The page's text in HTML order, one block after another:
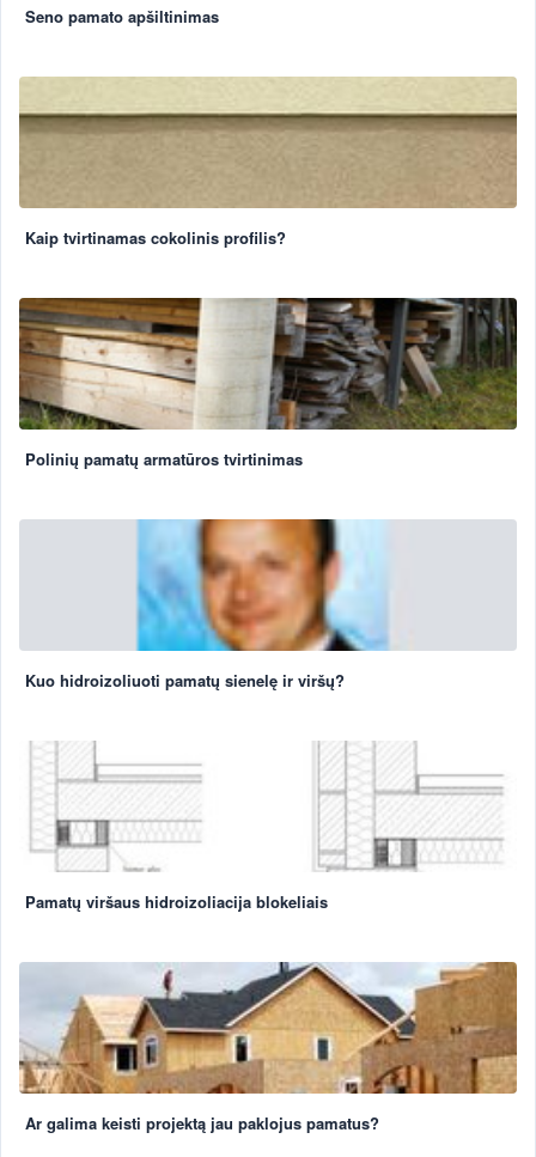
Seno pamato apšiltinimas
Kaip tvirtinamas cokolinis profilis?
Polinių pamatų armatūros tvirtinimas
Kuo hidroizoliuoti pamatų sienelę ir viršų?
Pamatų viršaus hidroizoliacija blokeliais
Ar galima keisti projektą jau paklojus pamatus?